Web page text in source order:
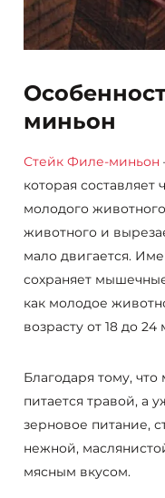
миньон
Стейк Филе-миньон
которая составляет
молодого
животного и
мало двигается.
сохраняет
как молодое
возрасту от 18 до 24
Благодаря тому,
питается травой, а
зерновое питание,
нежной,
мясным вкусом.